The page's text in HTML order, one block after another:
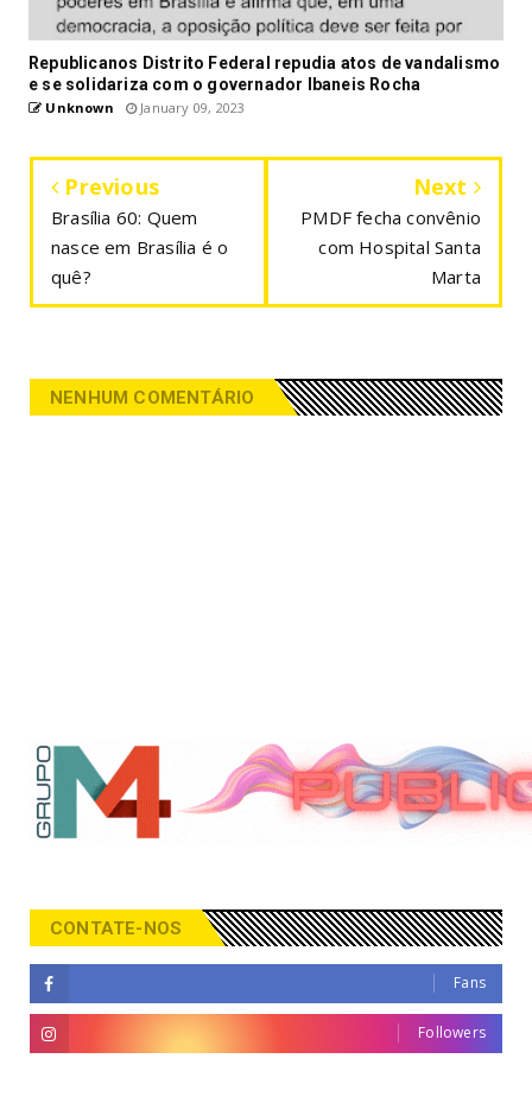
Republicanos Distrito Federal repudia atos de vandalismo
e se solidariza com o governador Ibaneis Rocha
Unknown January 09, 2023
Previous
Brasília 60: Quem
nasce em Brasília é o
quê?
Next
PMDF fecha convênio
com Hospital Santa
Marta
NENHUM COMENTÁRIO
CONTATE-NOS
Fans
Followers